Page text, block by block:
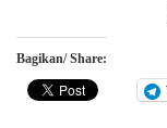
Bagikan/ Share: